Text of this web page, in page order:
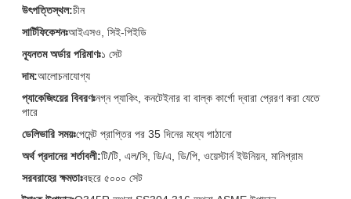
উৎপত্তিস্থল:চীন
সার্টিফিকেশনঃআইএসও, সিই-পিইডি
ন্যূনতম অর্ডার পরিমাণঃ১ সেট
দাম:আলোচনাযোগ্য
প্যাকেজিংয়ের বিবরণঃনগ্ন প্যাকিং, কনটেইনার বা বাল্ক কার্গো দ্বারা প্রেরণ করা যেতে
পারে
ডেলিভারি সময়ঃপেমেন্ট প্রাপ্তির পর 35 দিনের মধ্যে পাঠানো
অর্থ প্রদানের শর্তাবলী:টি/টি, এল/সি, ডি/এ, ডি/পি, ওয়েস্টার্ন ইউনিয়ন, মানিগ্রাম
সরবরাহের ক্ষমতাঃবছরে ৫০০০ সেট